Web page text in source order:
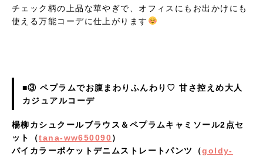
チェック柄の上品な華やぎで、オフィスにもお出かけにも
使える万能コーデに仕上がります
■③ ペプラムでお腹まわりふんわり♡ 甘さ控えめ大人
カジュアルコーデ
楊柳カシュクールブラウス＆ペプラムキャミソール2点セ
ット（tana-ww650090）
バイカラーポケットデニムストレートパンツ（goldy-